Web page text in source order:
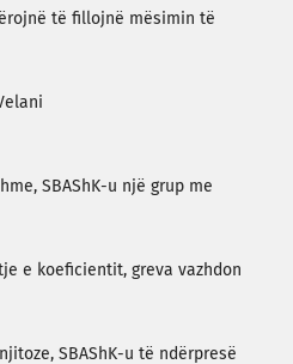
të fillojnë mësimin të
SBAShK-u një grup me
e koeficientit, greva vazhdon
SBAShK-u të ndërpresë